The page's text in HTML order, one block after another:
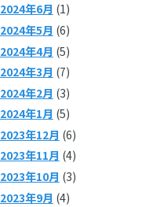
2024年6月 (1)
2024年5月 (6)
2024年4月 (5)
2024年3月 (7)
2024年2月 (3)
2024年1月 (5)
2023年12月 (6)
2023年11月 (4)
2023年10月 (3)
2023年9月 (4)